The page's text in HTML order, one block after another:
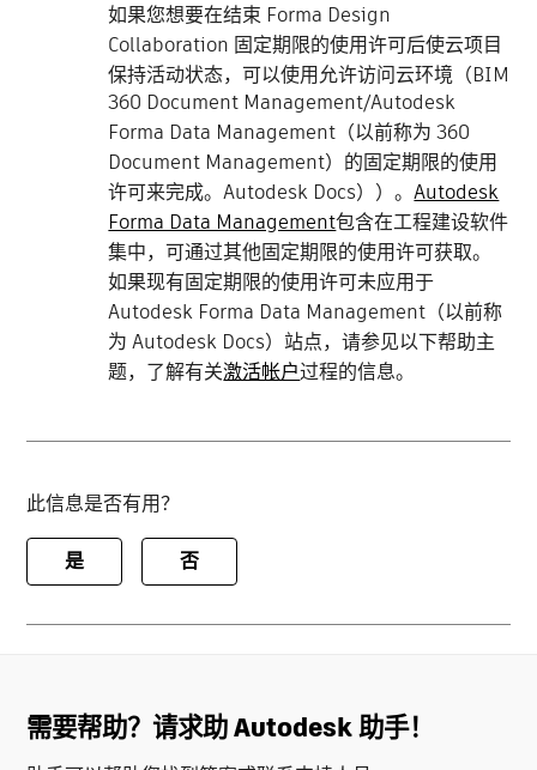
如果您想要在结束 Forma Design
Collaboration 固定期限的使用许可后使云项目
保持活动状态，可以使用允许访问云环境（BIM
360 Document Management/Autodesk
Forma Data Management（以前称为 360
Document Management）的固定期限的使用
许可来完成。Autodesk Docs））。Autodesk
Forma Data Management包含在工程建设软件
集中，可通过其他固定期限的使用许可获取。
如果现有固定期限的使用许可未应用于
Autodesk Forma Data Management（以前称
为 Autodesk Docs）站点，请参见以下帮助主
题，了解有关激活帐户过程的信息。
此信息是否有用？
是 否
需要帮助？请求助 Autodesk 助手！